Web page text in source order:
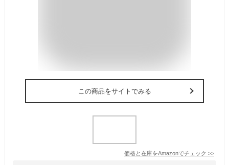
この商品をサイトでみる
価格と在庫をAmazonでチェック >>